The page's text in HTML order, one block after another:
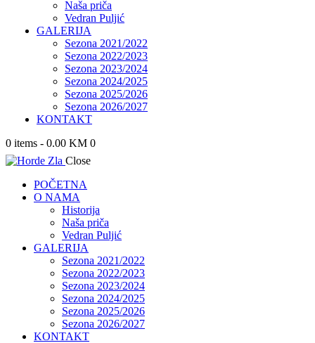
Naša priča
Vedran Puljić
GALERIJA
Sezona 2021/2022
Sezona 2022/2023
Sezona 2023/2024
Sezona 2024/2025
Sezona 2025/2026
Sezona 2026/2027
KONTAKT
0 items - 0.00 KM 0
Close
POČETNA
O NAMA
Historija
Naša priča
Vedran Puljić
GALERIJA
Sezona 2021/2022
Sezona 2022/2023
Sezona 2023/2024
Sezona 2024/2025
Sezona 2025/2026
Sezona 2026/2027
KONTAKT